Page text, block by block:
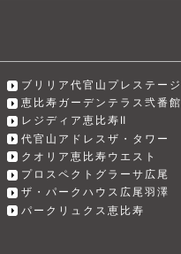
ブリリア代官山プレステージ
恵比寿ガーデンテラス弐番館
レジディア恵比寿Ⅱ
代官山アドレスザ・タワー
クオリア恵比寿ウエスト
プロスペクトグラーサ広尾
ザ・パークハウス広尾羽澤
パークリュクス恵比寿